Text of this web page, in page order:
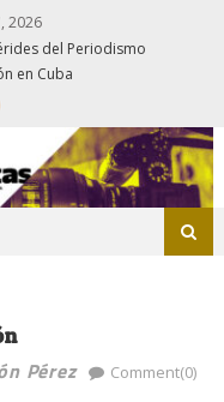
2026
del Periodismo
en Cuba
Pérez Comment(0)